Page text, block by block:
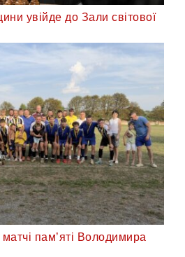
увійде до Зали світової
пам’яті Володимира